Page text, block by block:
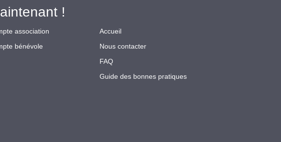
!
association
bénévole
Accueil
Nous contacter
FAQ
Guide des bonnes pratiques